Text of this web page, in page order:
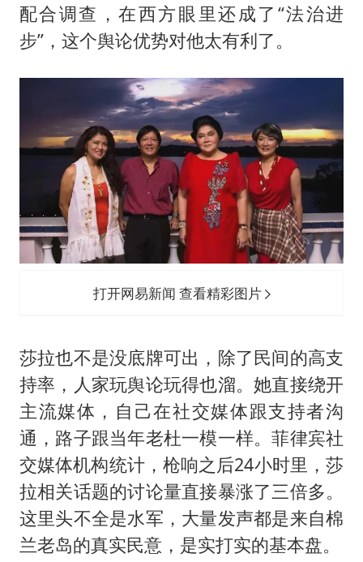
配合调查，在西方眼里还成了“法治进
步”，这个舆论优势对他太有利了。
打开网易新闻 查看精彩图片
莎拉也不是没底牌可出，除了民间的高支
持率，人家玩舆论玩得也溜。她直接绕开
主流媒体，自己在社交媒体跟支持者沟
通，路子跟当年老杜一模一样。菲律宾社
交媒体机构统计，枪响之后24小时里，莎
拉相关话题的讨论量直接暴涨了三倍多。
这里头不全是水军，大量发声都是来自棉
兰老岛的真实民意，是实打实的基本盘。